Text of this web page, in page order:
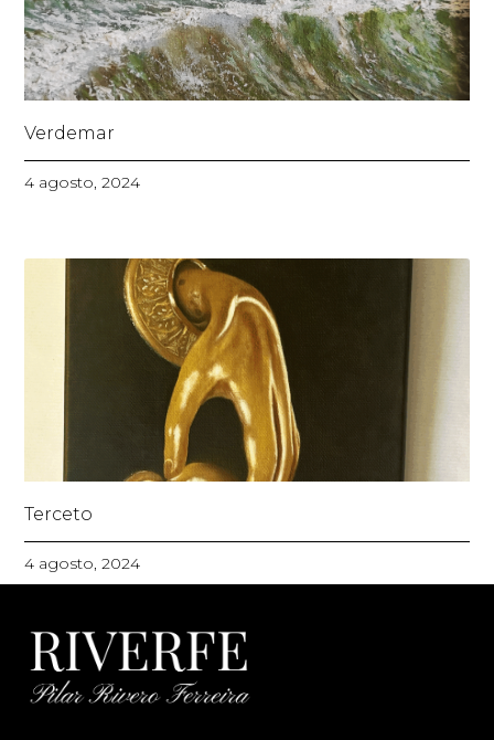
Verdemar
4 agosto, 2024
Terceto
4 agosto, 2024